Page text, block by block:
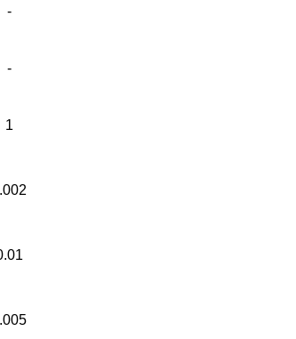
-
-
1